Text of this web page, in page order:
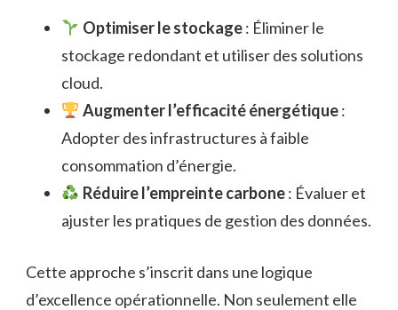
Optimiser le stockage: Éliminer le
stockage redondant et utiliser des solutions
cloud.
Augmenter l’efficacité énergétique:
Adopter des infrastructures à faible
consommation d’énergie.
Réduire l’empreinte carbone: Évaluer et
ajuster les pratiques de gestion des données.
Cette approche s’inscrit dans une logique
d’excellence opérationnelle. Non seulement elle